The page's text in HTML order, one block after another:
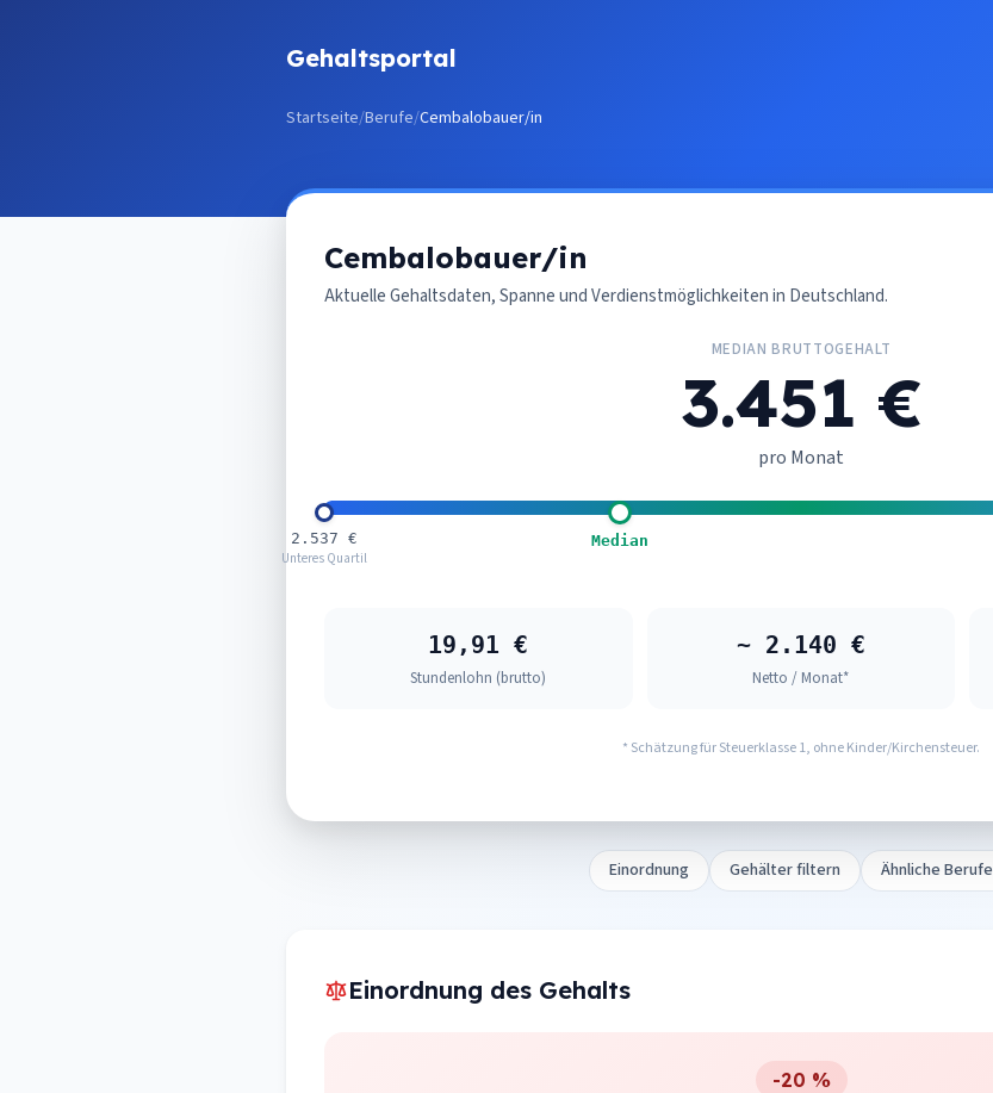
Gehaltsportal
Startseite/Berufe/Cembalobauer/in
Cembalobauer/in
Aktuelle Gehaltsdaten, Spanne und Verdienstmöglichkeiten in Deutschland.
MEDIAN BRUTTOGEHALT
3.451 €
pro Monat
2.537 €
Unteres Quartil
Median
19,91 €
Stundenlohn (brutto)
~ 2.140 €
Netto / Monat*
* Schätzung für Steuerklasse 1, ohne Kinder/Kirchensteuer.
Einordnung Gehälter filtern Ähnliche Berufe
Einordnung des Gehalts
-20 %